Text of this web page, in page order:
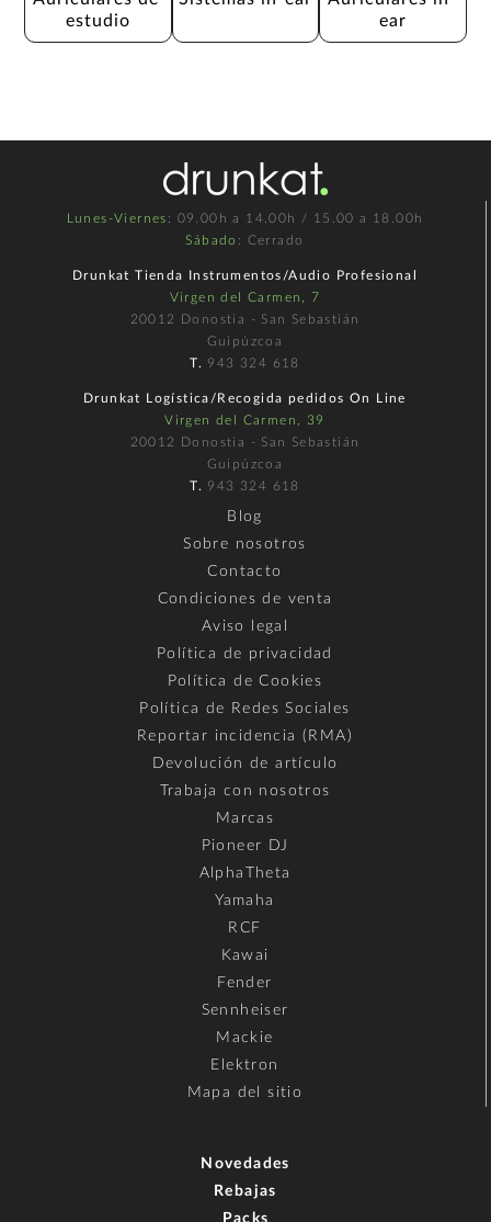
estudio
ear
Lunes-Viernes : 09.00h a 14.00h / 15.00 a 18.00h
Sábado : Cerrado
Drunkat Tienda Instrumentos/Audio Profesional
Virgen del Carmen, 7
20012 Donostia - San Sebastián
Guipúzcoa
T. 943 324 618
Drunkat Logística/Recogida pedidos On Line
Virgen del Carmen, 39
20012 Donostia - San Sebastián
Guipúzcoa
T. 943 324 618
Blog
Sobre nosotros
Contacto
Condiciones de venta
Aviso legal
Política de privacidad
Política de Cookies
Política de Redes Sociales
Reportar incidencia (RMA)
Devolución de artículo
Trabaja con nosotros
Marcas
Pioneer DJ
AlphaTheta
Yamaha
RCF
Kawai
Fender
Sennheiser
Mackie
Elektron
Mapa del sitio
Novedades
Rebajas
Packs